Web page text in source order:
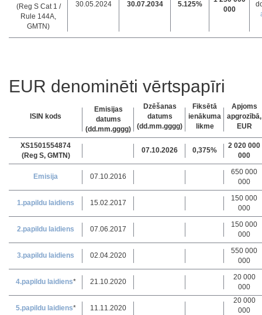
(Reg S Cat 1 /
Rule 144A,
GMTN)
30.05.2024 30.07.2034 5.125%
000
EUR denominēti vērtspapīri
ISIN kods
Emisijas
datums
(dd.mm.gggg)
Dzēšanas
datums
(dd.mm.gggg)
Fiksētā
ienākuma
likme
Apjoms
apgrozībā,
EUR
XS1501554874
(Reg S, GMTN)
07.10.2026 0,375%
2 020 000
000
Emisija 07.10.2016
650 000
000
1.papildu laidiens 15.02.2017
150 000
000
2.papildu laidiens 07.06.2017
150 000
000
3.papildu laidiens 02.04.2020
550 000
000
4.papildu laidiens* 21.10.2020
20 000
000
5.papildu laidiens* 11.11.2020
20 000
000